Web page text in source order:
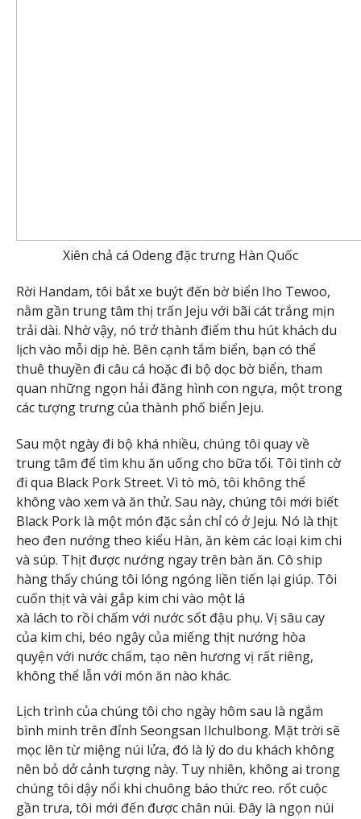
Xiên chả cá Odeng đặc trưng Hàn Quốc
Rời Handam, tôi bắt xe buýt đến bờ biển Iho Tewoo,
nằm gần trung tâm thị trấn Jeju với bãi cát trắng mịn
trải dài. Nhờ vậy, nó trở thành điểm thu hút khách du
lịch vào mỗi dịp hè. Bên cạnh tắm biển, bạn có thể
thuê thuyền đi câu cá hoặc đi bộ dọc bờ biển, tham
quan những ngọn hải đăng hình con ngựa, một trong
các tượng trưng của thành phố biển Jeju.
Sau một ngày đi bộ khá nhiều, chúng tôi quay về
trung tâm để tìm khu ăn uống cho bữa tối. Tôi tình cờ
đi qua Black Pork Street. Vì tò mò, tôi không thể
không vào xem và ăn thử. Sau này, chúng tôi mới biết
Black Pork là một món đặc sản chỉ có ở Jeju. Nó là thịt
heo đen nướng theo kiểu Hàn, ăn kèm các loại kim chi
và súp. Thịt được nướng ngay trên bàn ăn. Cô ship
hàng thấy chúng tôi lóng ngóng liền tiến lại giúp. Tôi
cuốn thịt và vài gắp kim chi vào một lá
xà lách to rồi chấm với nước sốt đậu phụ. Vị sâu cay
của kim chi, béo ngậy của miếng thịt nướng hòa
quyện với nước chấm, tạo nên hương vị rất riêng,
không thể lẫn với món ăn nào khác.
Lịch trình của chúng tôi cho ngày hôm sau là ngắm
bình minh trên đỉnh Seongsan Ilchulbong. Mặt trời sẽ
mọc lên từ miệng núi lửa, đó là lý do du khách không
nên bỏ dở cảnh tượng này. Tuy nhiên, không ai trong
chúng tôi dậy nổi khi chuông báo thức reo. rốt cuộc
gần trưa, tôi mới đến được chân núi. Đây là ngọn núi